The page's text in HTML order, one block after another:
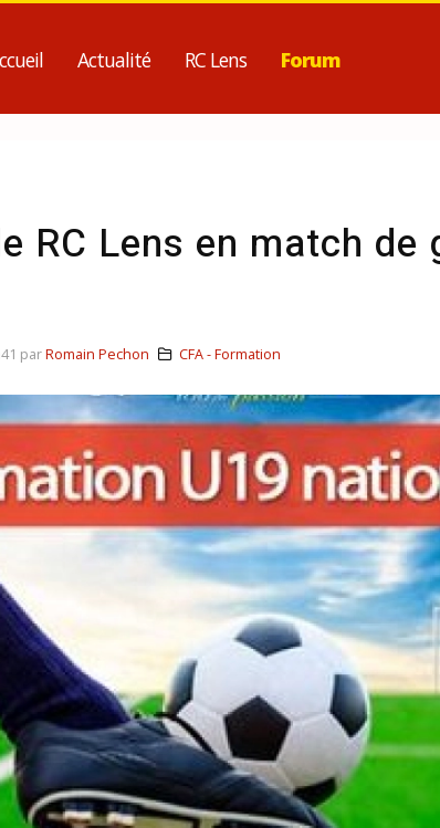
Actualité RC Lens Forum
RC Lens en match de
parRomain Pechon CFA - Formation